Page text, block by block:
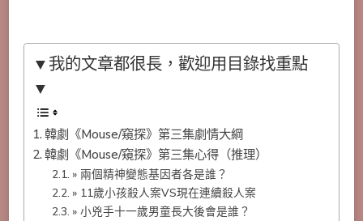
▼我的文章都很長，歡迎用目錄找重點
▼
韓劇《Mouse/窺探》第三集劇情大綱
韓劇《Mouse/窺探》第三集心得（推理）
» 兩個精神變態基因者各是誰？
» 11歲小孩殺人案VS現在連續殺人案
» 小兇手十一歲男童長大後會是誰？